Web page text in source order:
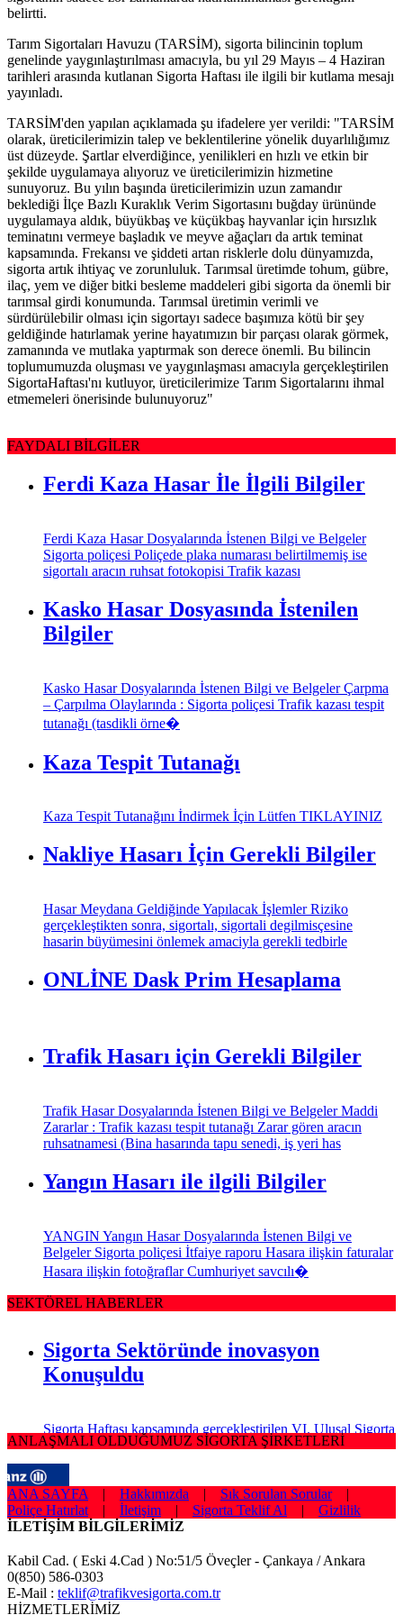
belirtti.
Tarım Sigortaları Havuzu (TARSİM), sigorta bilincinin toplum
genelinde yaygınlaştırılması amacıyla, bu yıl 29 Mayıs – 4 Haziran
tarihleri arasında kutlanan Sigorta Haftası ile ilgili bir kutlama mesajı
yayınladı.
TARSİM'den yapılan açıklamada şu ifadelere yer verildi: "TARSİM
olarak, üreticilerimizin talep ve beklentilerine yönelik duyarlılığımız
üst düzeyde. Şartlar elverdiğince, yenilikleri en hızlı ve etkin bir
şekilde uygulamaya alıyoruz ve üreticilerimizin hizmetine
sunuyoruz. Bu yılın başında üreticilerimizin uzun zamandır
beklediği İlçe Bazlı Kuraklık Verim Sigortasını buğday ürününde
uygulamaya aldık, büyükbaş ve küçükbaş hayvanlar için hırsızlık
teminatını vermeye başladık ve meyve ağaçları da artık teminat
kapsamında. Frekansı ve şiddeti artan risklerle dolu dünyamızda,
sigorta artık ihtiyaç ve zorunluluk. Tarımsal üretimde tohum, gübre,
ilaç, yem ve diğer bitki besleme maddeleri gibi sigorta da önemli bir
tarımsal girdi konumunda. Tarımsal üretimin verimli ve
sürdürülebilir olması için sigortayı sadece başımıza kötü bir şey
geldiğinde hatırlamak yerine hayatımızın bir parçası olarak görmek,
zamanında ve mutlaka yaptırmak son derece önemli. Bu bilincin
toplumumuzda oluşması ve yaygınlaşması amacıyla gerçekleştirilen
SigortaHaftası'nı kutluyor, üreticilerimize Tarım Sigortalarını ihmal
etmemeleri önerisinde bulunuyoruz"
FAYDALI BİLGİLER
Ferdi Kaza Hasar İle İlgili Bilgiler
Ferdi Kaza Hasar Dosyalarında İstenen Bilgi ve Belgeler
Sigorta poliçesi Poliçede plaka numarası belirtilmemiş ise
sigortalı aracın ruhsat fotokopisi Trafik kazası
Kasko Hasar Dosyasında İstenilen
Bilgiler
Kasko Hasar Dosyalarında İstenen Bilgi ve Belgeler Çarpma
– Çarpılma Olaylarında : Sigorta poliçesi Trafik kazası tespit
tutanağı (tasdikli örne�
Kaza Tespit Tutanağı
Kaza Tespit Tutanağını İndirmek İçin Lütfen TIKLAYINIZ
Nakliye Hasarı İçin Gerekli Bilgiler
Hasar Meydana Geldiğinde Yapılacak İşlemler Riziko
gerçekleştikten sonra, sigortalı, sigortali degilmisçesine
hasarin büyümesini önlemek amaciyla gerekli tedbirle
ONLİNE Dask Prim Hesaplama
Trafik Hasarı için Gerekli Bilgiler
Trafik Hasar Dosyalarında İstenen Bilgi ve Belgeler Maddi
Zararlar : Trafik kazası tespit tutanağı Zarar gören aracın
ruhsatnamesi (Bina hasarında tapu senedi, iş yeri has
Yangın Hasarı ile ilgili Bilgiler
YANGIN Yangın Hasar Dosyalarında İstenen Bilgi ve
Belgeler Sigorta poliçesi İtfaiye raporu Hasara ilişkin faturalar
Hasara ilişkin fotoğraflar Cumhuriyet savcılı�
SEKTÖREL HABERLER
Sigorta Sektöründe inovasyon
Konuşuldu
Sigorta Haftası kapsamında gerçekleştirilen VI. Ulusal Sigorta
Sempozyumu, T.C. Başbakanlık Hazine Müsteşarlığı,
Türkiye Odalar ve Borsalar Birliği (TOBB) ve Türkiye Si
Sağlığım Tamam Sigortası ile Effie
Ödülü!
Hayata geçirdiği ilkleri ve yenilikçi çözümleriyle sigorta
sektörüne öncülük eden AXA Sigorta, reklam ve pazarlama
sektörünün en
ANLAŞMALI OLDUĞUMUZ SİGORTA ŞİRKETLERİ
ANA SAYFA | Hakkımızda | Sık Sorulan Sorular|
Poliçe Hatırlat | İletişim | Sigorta Teklif Al | Gizlilik
İLETİŞİM BİLGİLERİMİZ
Kabil Cad. ( Eski 4.Cad ) No:51/5 Öveçler - Çankaya / Ankara
0(850) 586-0303
E-Mail : teklif@trafikvesigorta.com.tr
HİZMETLERİMİZ